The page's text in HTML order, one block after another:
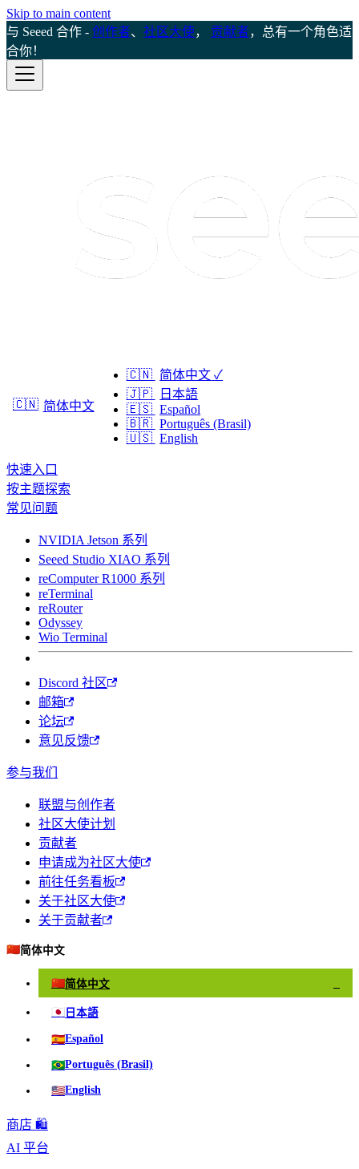
Skip to main content
与 Seeed 合作 - 创作者、 社区大使， 贡献者，总有一个角色适
合你！
🇨🇳 简体中文
🇨🇳 简体中文 ✓
🇯🇵
日本語
🇪🇸 Español
🇧🇷 Português (Brasil)
🇺🇸 English
快速入口
按主题探索
常见问题
NVIDIA Jetson 系列
Seeed Studio XIAO 系列
reComputer R1000 系列
reTerminal
reRouter
Odyssey
Wio Terminal
Discord 社区
邮箱
论坛
意见反馈
参与我们
联盟与创作者
社区大使计划
贡献者
申请成为社区大使
前往任务看板
关于社区大使
关于贡献者
🇨🇳简体中文
🇨🇳简体中文
🇯🇵 日本語
🇪🇸Español
🇧🇷Português (Brasil)
🇺🇸English
商店 🛍️
AI 平台